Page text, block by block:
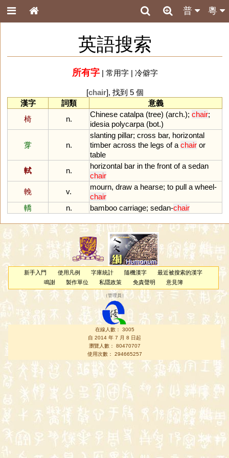
粵
普
英語搜索
所有字| 常用字| 冷僻字
[chair], 找到 5 個
漢字
詞類
意義
椅
n.
Chinese catalpa (tree) (arch.); chair;
idesia polycarpa (bot.)
牚 n.
slanting pillar; cross bar, horizontal
timber across the legs of a chair or
table
軾
n.
horizontal bar in the front of a sedan
chair
輓
v.
mourn, draw a hearse; to pull a wheel-
chair
轎
n. bamboo carriage; sedan-chair
新手入門 使用凡例 字庫統計 隨機漢字
最近被搜索的漢字
鳴謝
製作單位 私隱政策 免責聲明 意見簿
（管理員 ）
在線人數： 3005
自 2014 年 7 月 8 日起
瀏覽人數： 80470707
使用次數： 294665257